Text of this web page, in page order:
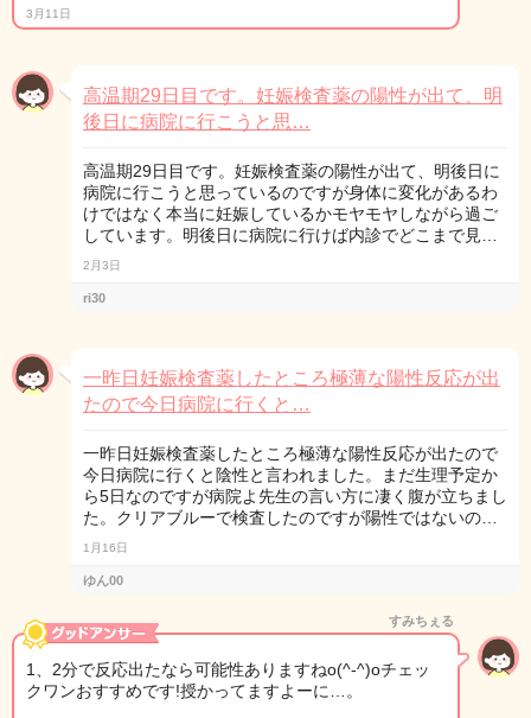
3月11日
高温期29日目です。妊娠検査薬の陽性が出て、明
後日に病院に行こうと思…
高温期29日目です。妊娠検査薬の陽性が出て、明後日に
病院に行こうと思っているのですが身体に変化があるわ
けではなく本当に妊娠しているかモヤモヤしながら過ご
しています。明後日に病院に行けば内診でどこまで見…
2月3日
ri30
一昨日妊娠検査薬したところ極薄な陽性反応が出
たので今日病院に行くと…
一昨日妊娠検査薬したところ極薄な陽性反応が出たので
今日病院に行くと陰性と言われました。まだ生理予定か
ら5日なのですが病院よ先生の言い方に凄く腹が立ちまし
た。クリアブルーで検査したのですが陽性ではないの…
1月16日
ゆん00
すみちぇる
1、2分で反応出たなら可能性ありますねo(^-^)oチェッ
クワンおすすめです!授かってますよーに…。